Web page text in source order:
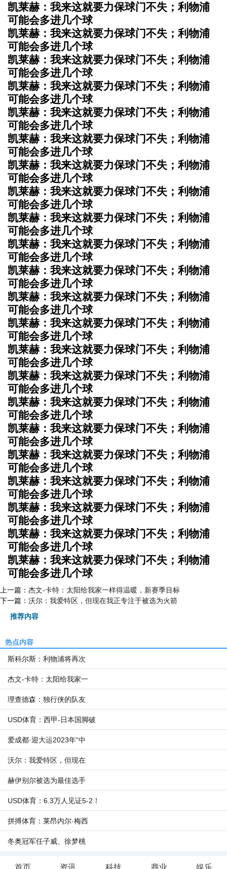
凯莱赫：我来这就要力保球门不失；利物浦
可能会多进几个球
凯莱赫：我来这就要力保球门不失；利物浦
可能会多进几个球
凯莱赫：我来这就要力保球门不失；利物浦
可能会多进几个球
凯莱赫：我来这就要力保球门不失；利物浦
可能会多进几个球
凯莱赫：我来这就要力保球门不失；利物浦
可能会多进几个球
凯莱赫：我来这就要力保球门不失；利物浦
可能会多进几个球
凯莱赫：我来这就要力保球门不失；利物浦
可能会多进几个球
凯莱赫：我来这就要力保球门不失；利物浦
可能会多进几个球
凯莱赫：我来这就要力保球门不失；利物浦
可能会多进几个球
凯莱赫：我来这就要力保球门不失；利物浦
可能会多进几个球
凯莱赫：我来这就要力保球门不失；利物浦
可能会多进几个球
凯莱赫：我来这就要力保球门不失；利物浦
可能会多进几个球
凯莱赫：我来这就要力保球门不失；利物浦
可能会多进几个球
凯莱赫：我来这就要力保球门不失；利物浦
可能会多进几个球
凯莱赫：我来这就要力保球门不失；利物浦
可能会多进几个球
凯莱赫：我来这就要力保球门不失；利物浦
可能会多进几个球
凯莱赫：我来这就要力保球门不失；利物浦
可能会多进几个球
凯莱赫：我来这就要力保球门不失；利物浦
可能会多进几个球
凯莱赫：我来这就要力保球门不失；利物浦
可能会多进几个球
凯莱赫：我来这就要力保球门不失；利物浦
可能会多进几个球
凯莱赫：我来这就要力保球门不失；利物浦
可能会多进几个球
凯莱赫：我来这就要力保球门不失；利物浦
可能会多进几个球
上一篇： 杰文-卡特：太阳给我家一样得温暖，新赛季目标
下一篇： 沃尔：我爱特区，但现在我正专注于被选为火箭
推荐内容
热点内容
斯科尔斯：利物浦将再次
杰文-卡特：太阳给我家一
理查德森：独行侠的队友
USD体育：西甲-日本国脚破
爱成都·迎大运2023年“中
沃尔：我爱特区，但现在
赫伊别尔被选为最佳选手
USD体育：6.3万人见证5-2！
拼搏体育：莱昂内尔·梅西
冬奥冠军任子威、徐梦桃
首页 资讯 科技 商业 娱乐